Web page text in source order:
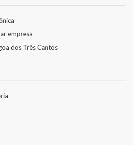
empresa
dos Três Cantos